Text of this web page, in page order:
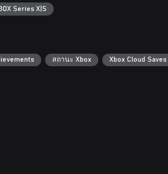
Series X|S
สถานะ Xbox Xbox Cloud Saves